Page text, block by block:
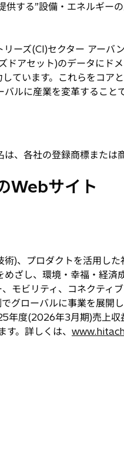
する”設備・エネルギー
ーズ(CI)セクター アーバ
ドアセット)のデータにド
ています。これらをコア
ルに産業を変革すること
、各社の登録商標または商
Webサイト
)、プロダクトを活用し
ざし、環境・幸福・経
モビリティ、コネクティ
グローバルに事業を展開
年度(2026年3月期)売上
。詳しくは、